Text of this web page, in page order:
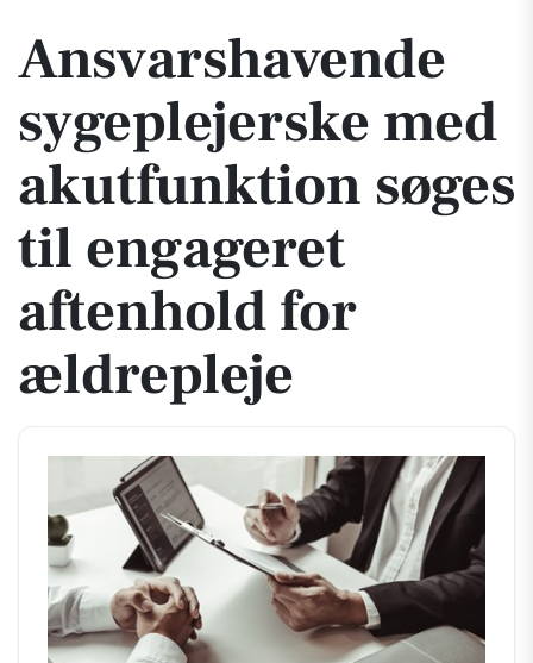
Ansvarshavende
sygeplejerske med
akutfunktion søges
til engageret
aftenhold for
ældrepleje